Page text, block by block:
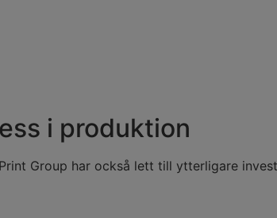
i produktion
Group har också lett till ytterligare